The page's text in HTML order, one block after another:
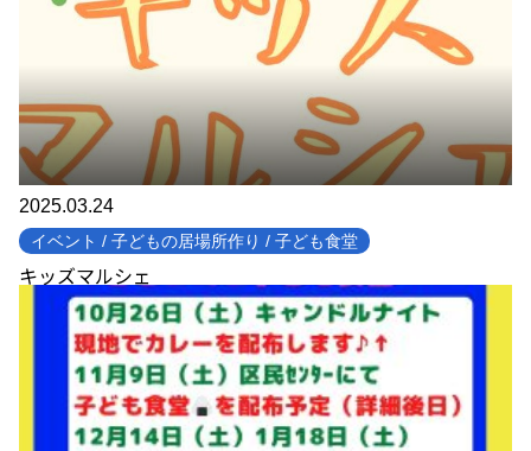
2025.03.24
イベント / 子どもの居場所作り / 子ども食堂
キッズマルシェ